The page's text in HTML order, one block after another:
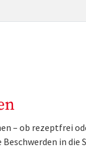
– ob rezeptfrei
in die